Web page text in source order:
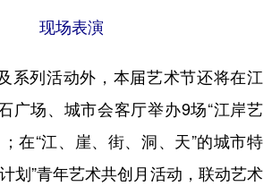
现场表演
列活动外，本届艺术节还将在江
广场、城市会客厅举办9场“江岸艺
在“江、崖、街、洞、天”的城市特
划”青年艺术共创月活动，联动艺术